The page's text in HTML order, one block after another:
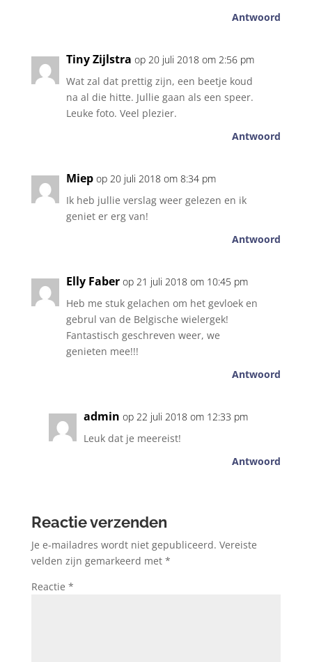
Antwoord
Tiny Zijlstra op 20 juli 2018 om 2:56 pm
Wat zal dat prettig zijn, een beetje koud
na al die hitte. Jullie gaan als een speer.
Leuke foto. Veel plezier.
Antwoord
Miep op 20 juli 2018 om 8:34 pm
Ik heb jullie verslag weer gelezen en ik
geniet er erg van!
Antwoord
Elly Faber op 21 juli 2018 om 10:45 pm
Heb me stuk gelachen om het gevloek en
gebrul van de Belgische wielergek!
Fantastisch geschreven weer, we
genieten mee!!!
Antwoord
admin op 22 juli 2018 om 12:33 pm
Leuk dat je meereist!
Antwoord
Reactie verzenden
Je e-mailadres wordt niet gepubliceerd. Vereiste
velden zijn gemarkeerd met *
Reactie *